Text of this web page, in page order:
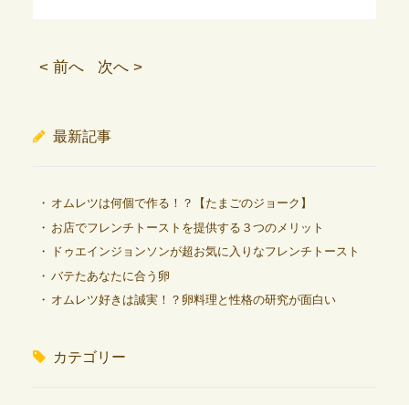
< 前へ 次へ >
最新記事
オムレツは何個で作る！？【たまごのジョーク】
お店でフレンチトーストを提供する３つのメリット
ドゥエインジョンソンが超お気に入りなフレンチトースト
バテたあなたに合う卵
オムレツ好きは誠実！？卵料理と性格の研究が面白い
カテゴリー